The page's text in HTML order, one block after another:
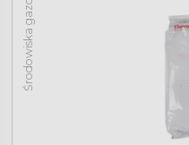
Środowiska gazowe